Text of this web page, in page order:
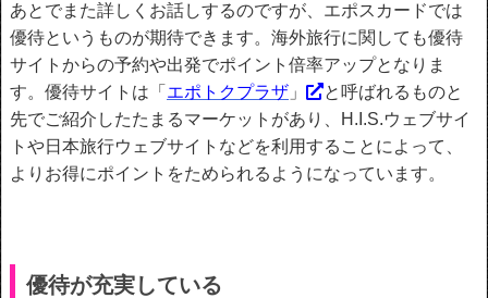
あとでまた詳しくお話しするのですが、エポスカードでは
優待というものが期待できます。海外旅行に関しても優待
サイトからの予約や出発でポイント倍率アップとなりま
す。優待サイトは「 エポトクプラザ 」
と呼ばれるものと
先でご紹介したたまるマーケットがあり、H.I.S.ウェブサイ
トや日本旅行ウェブサイトなどを利用することによって、
よりお得にポイントをためられるようになっています。
優待が充実している